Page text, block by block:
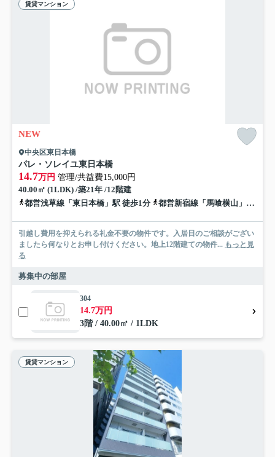
賃貸マンション
NEW
中央区東日本橋
パレ・ソレイユ東日本橋
14.7万円 管理/共益費15,000円
40.00㎡ (1LDK) /築21年 /12階建
都営浅草線「東日本橋」駅 徒歩1分
都営新宿線「馬喰横山」駅 徒歩1分
引越し費用を抑えられる礼金不要の物件です。入居日のご相談がござい
ましたら何なりとお申し付けください。地上12階建ての物件... もっと見
る
募集中の部屋
304
14.7万円
3階 / 40.00㎡ / 1LDK
賃貸マンション